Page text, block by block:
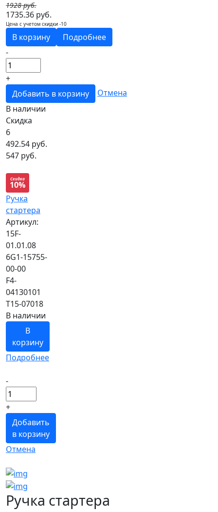
1928 руб.
1735.36 руб.
Цена с учетом скидки -10
В корзину
Подробнее
-
+
Добавить в корзину
Отмена
В наличии
Скидка
6
492.54 руб.
547 руб.
Скидка
10%
Ручка
стартера
Артикул:
15F-
01.01.08
6G1-15755-
00-00
F4-
04130101
T15-07018
В наличии
В
корзину
Подробнее
-
+
Добавить
в корзину
Отмена
Ручка стартера